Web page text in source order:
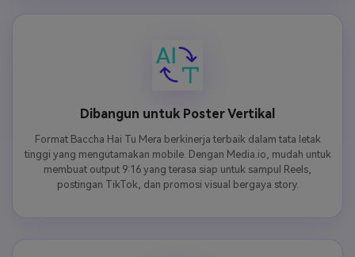
Dibangun untuk Poster Vertikal
Format Baccha Hai Tu Mera berkinerja terbaik dalam tata letak
tinggi yang mengutamakan mobile. Dengan Media.io, mudah untuk
membuat output 9:16 yang terasa siap untuk sampul Reels,
postingan TikTok, dan promosi visual bergaya story.